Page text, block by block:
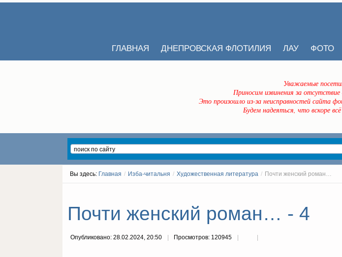
ГЛАВНАЯ ДНЕПРОВСКАЯ ФЛОТИЛИЯ ЛАУ ФОТО
Уважаемые
Приносим извинения за
Это произошло из-за неисправностей сайта
Будем надеяться, что вскоре
Вы здесь: Главная / Изба-читальня / Художественная литература / Почти женский роман…
Почти женский роман… - 4
Опубликовано: 28.02.2024, 20:50 Просмотров: 120945